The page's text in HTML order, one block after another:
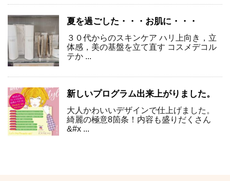
夏を過ごした・・・お肌に・・・
３０代からのスキンケア ハリ上向き，立
体感，美の基盤を立て直す コスメデコル
テか ...
新しいプログラム出来上がりました。
大人かわいいデザインで仕上げました。
綺麗の極意8箇条！内容も盛りだくさん
&#x ...